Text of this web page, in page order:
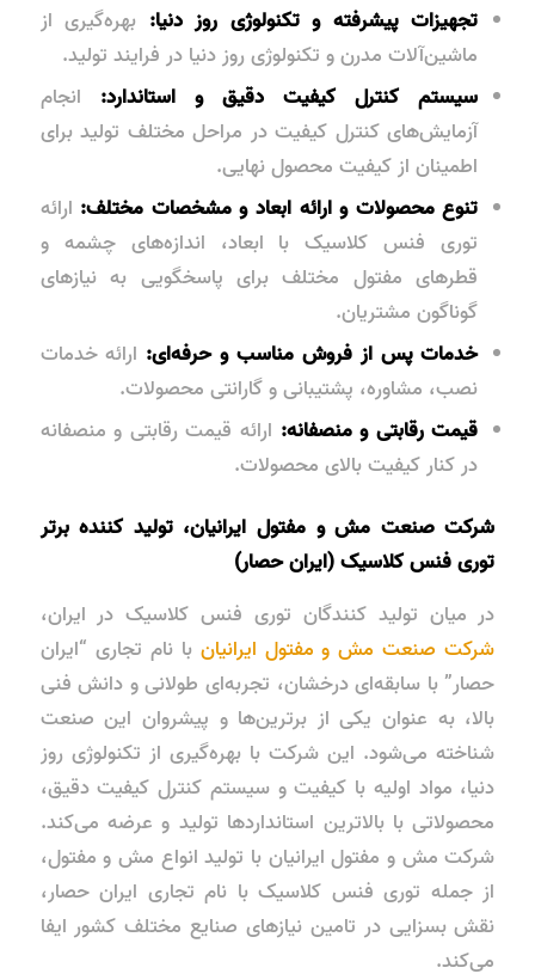
تجهیزات پیشرفته و تکنولوژی روز دنیا: بهره‌گیری از
ماشین‌آلات مدرن و تکنولوژی روز دنیا در فرایند تولید.
سیستم کنترل کیفیت دقیق و استاندارد: انجام
آزمایش‌های کنترل کیفیت در مراحل مختلف تولید برای
اطمینان از کیفیت محصول نهایی.
تنوع محصولات و ارائه ابعاد و مشخصات مختلف: ارائه
توری فنس کلاسیک با ابعاد، اندازه‌های چشمه و
قطرهای مفتول مختلف برای پاسخگویی به نیازهای
گوناگون مشتریان.
خدمات پس از فروش مناسب و حرفه‌ای: ارائه خدمات
نصب، مشاوره، پشتیبانی و گارانتی محصولات.
قیمت رقابتی و منصفانه: ارائه قیمت رقابتی و منصفانه
در کنار کیفیت بالای محصولات.
شرکت صنعت مش و مفتول ایرانیان، تولید کننده برتر
توری فنس کلاسیک (ایران حصار)
در میان تولید کنندگان توری فنس کلاسیک در ایران،
شرکت صنعت مش و مفتول ایرانیان با نام تجاری “ایران
حصار” با سابقه‌ای درخشان، تجربه‌ای طولانی و دانش فنی
بالا، به عنوان یکی از برترین‌ها و پیشروان این صنعت
شناخته می‌شود. این شرکت با بهره‌گیری از تکنولوژی روز
دنیا، مواد اولیه با کیفیت و سیستم کنترل کیفیت دقیق،
محصولاتی با بالاترین استانداردها تولید و عرضه می‌کند.
شرکت مش و مفتول ایرانیان با تولید انواع مش و مفتول،
از جمله توری فنس کلاسیک با نام تجاری ایران حصار،
نقش بسزایی در تامین نیازهای صنایع مختلف کشور ایفا
می‌کند.